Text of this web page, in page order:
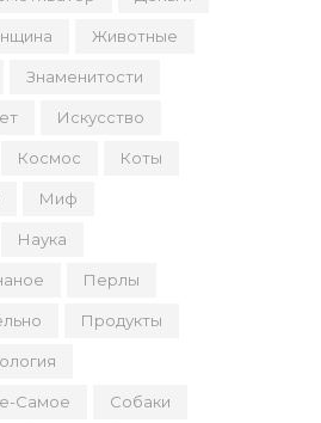
Животные
Знаменитости
Искусство
Космос Коты
Миф
Наука
Перлы
Продукты
Самое Собаки